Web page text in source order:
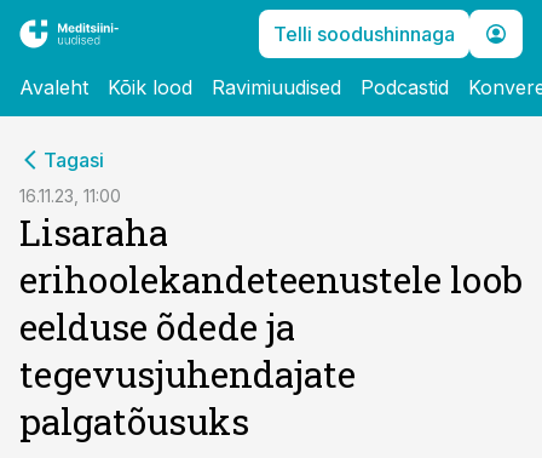
Telli soodushinnaga
Avaleht Kõik lood Ravimiuudised Podcastid
Tagasi
16.11.23, 11:00
Lisaraha
erihoolekandeteenustele loob
eelduse õdede ja
tegevusjuhendajate
palgatõusuks